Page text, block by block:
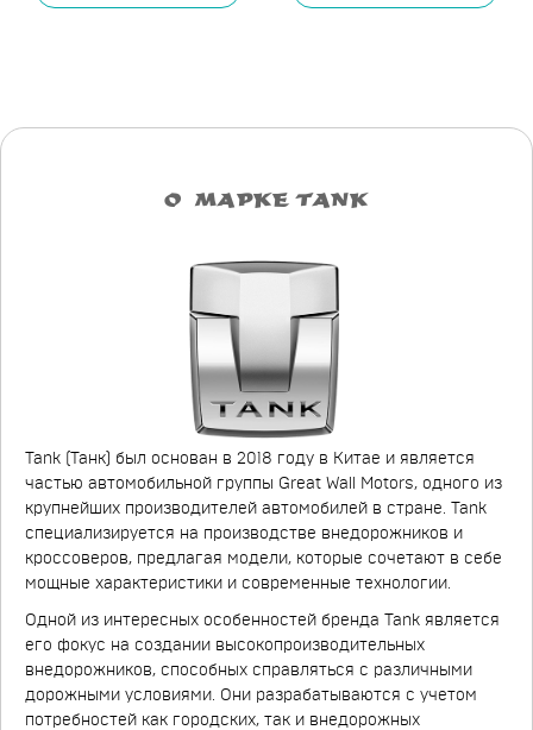
О МАРКЕ TANK
Tank (Танк) был основан в 2018 году в Китае и является
частью автомобильной группы Great Wall Motors, одного из
крупнейших производителей автомобилей в стране. Tank
специализируется на производстве внедорожников и
кроссоверов, предлагая модели, которые сочетают в себе
мощные характеристики и современные технологии.
Одной из интересных особенностей бренда Tank является
его фокус на создании высокопроизводительных
внедорожников, способных справляться с различными
дорожными условиями. Они разрабатываются с учетом
потребностей как городских, так и внедорожных